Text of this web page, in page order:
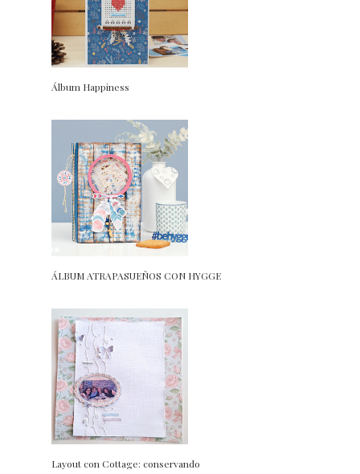
Álbum Happiness
ÁLBUM ATRAPASUEÑOS CON HYGGE
Layout con Cottage: conservando